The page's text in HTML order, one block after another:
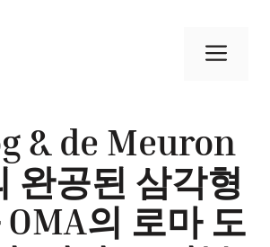
메
& de Meuron
완공된 삼각형
의 로마 도